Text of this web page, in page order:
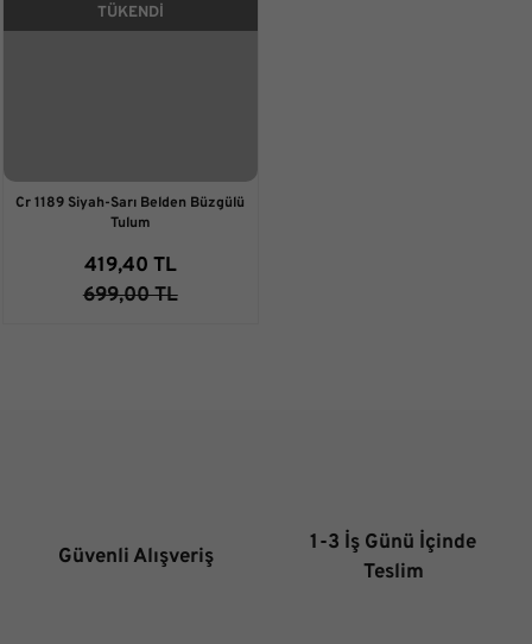
TÜKENDİ
Cr 1189 Siyah-Sarı Belden Büzgülü
Tulum
419,40 TL
699,00 TL
Güvenli Alışveriş
1-3 İş Günü İçinde
Teslim